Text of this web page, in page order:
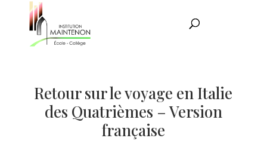
Retour sur le voyage en Italie
des Quatrièmes – Version
française